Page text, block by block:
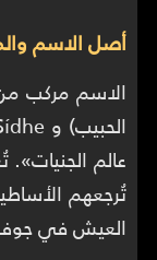
أصل الاسم
تُرجعهم
العيش في جوف